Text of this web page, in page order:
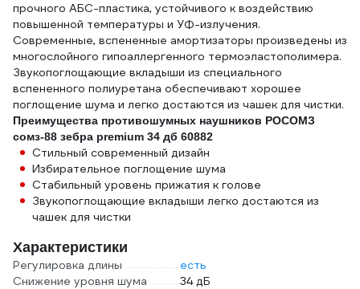
прочного АБС-пластика, устойчивого к воздействию
повышенной температуры и УФ-излучения.
Современные, вспененные амортизаторы произведены из
многослойного гипоаллергенного термоэластополимера.
Звукопоглощающие вкладыши из специального
вспененного полиуретана обеспечивают хорошее
поглощение шума и легко достаются из чашек для чистки.
Преимущества противошумных наушников РОСОМЗ
сомз-88 зебра premium 34 дб 60882
Стильный современный дизайн
Избирательное поглощение шума
Стабильный уровень прижатия к голове
Звукопоглощающие вкладыши легко достаются из
чашек для чистки
Характеристики
Регулировка длины
есть
Снижение уровня шума
34 дБ